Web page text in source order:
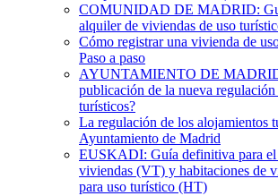
COMUNIDAD DE MADRID:
alquiler de viviendas de uso
Cómo registrar una vivienda de
Paso a paso
AYUNTAMIENTO DE
publicación de la nueva
turísticos?
La regulación de los alojamientos
Ayuntamiento de Madrid
EUSKADI: Guía definitiva para el
viviendas (VT) y habitaciones de
para uso turístico (HT)